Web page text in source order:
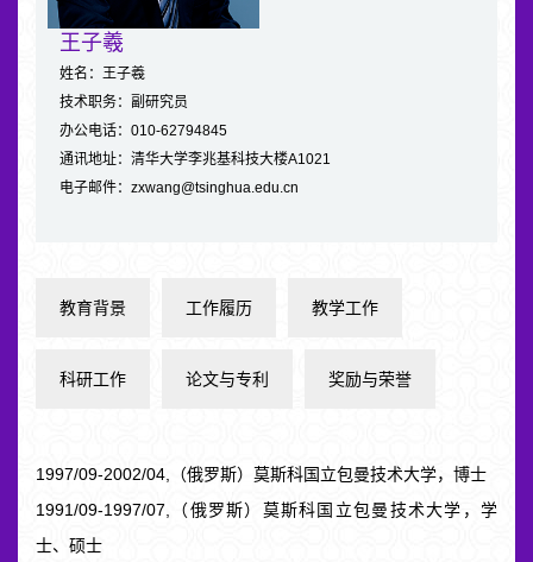
王子羲
姓名：王子羲
技术职务：副研究员
办公电话：010-62794845
通讯地址：清华大学李兆基科技大楼A1021
电子邮件：zxwang@tsinghua.edu.cn
教育背景 工作履历 教学工作
科研工作 论文与专利 奖励与荣誉
1997/09-2002/04,（俄罗斯）莫斯科国立包曼技术大学，博士
1991/09-1997/07,（俄罗斯）莫斯科国立包曼技术大学，学
士、硕士